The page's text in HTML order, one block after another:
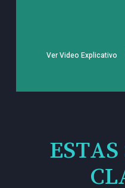
Ver Video Explicativo
ESTAS